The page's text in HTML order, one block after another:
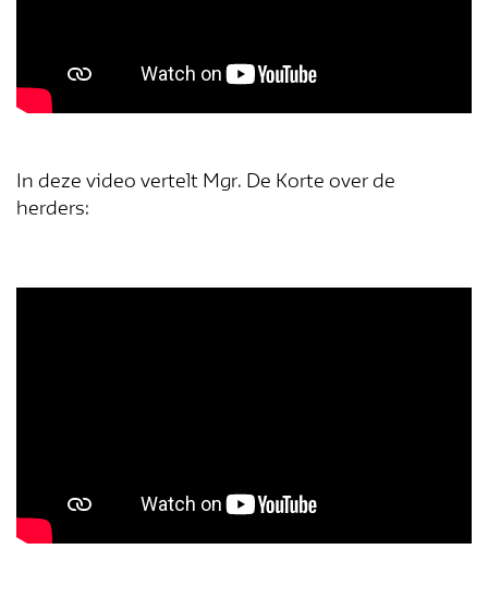
In deze video vertelt Mgr. De Korte over de
herders: